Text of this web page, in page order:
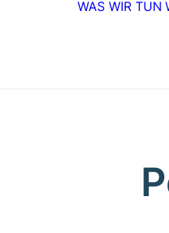
WAS WIR TUN